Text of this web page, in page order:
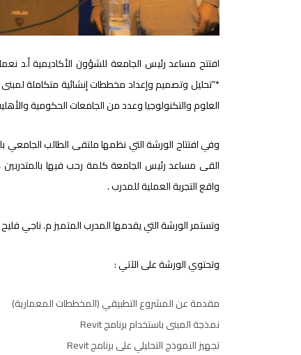
العلوم والتكنولوجيا وعدد من الجامعات الحكومية
وفي افتتاح الورشة التي نظمها ملتقى الطالب الجامعي
القى مساعد رئيس الجامعة كلمة رحب فيها
واقع التجربة العملية للمدرب .
وتستمر الورشة التي يقدمها المدرب المتميز م. ناجي
وتحتوي الورشة على الآتي :
مقدمة عن المشروع التطبيقي (المخططات المعمارية)
نمذجة المبنى باستخدام برنامج Revit
تجهيز النموذج التحليلي على برنامج Revit